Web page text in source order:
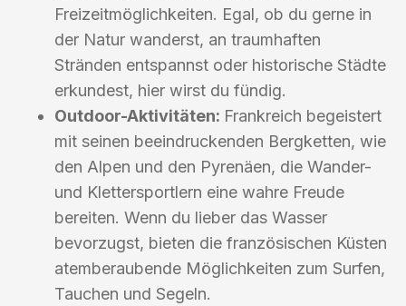
Freizeitmöglichkeiten. Egal, ob du gerne in
der Natur wanderst, an traumhaften
Stränden entspannst oder historische Städte
erkundest, hier wirst du fündig.
Outdoor-Aktivitäten: Frankreich begeistert
mit seinen beeindruckenden Bergketten, wie
den Alpen und den Pyrenäen, die Wander-
und Klettersportlern eine wahre Freude
bereiten. Wenn du lieber das Wasser
bevorzugst, bieten die französischen Küsten
atemberaubende Möglichkeiten zum Surfen,
Tauchen und Segeln.